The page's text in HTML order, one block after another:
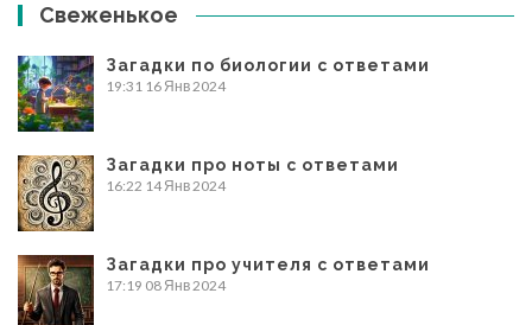
Свеженькое
Загадки по биологии с ответами
19:31 16 Янв 2024
Загадки про ноты с ответами
16:22 14 Янв 2024
Загадки про учителя с ответами
17:19 08 Янв 2024